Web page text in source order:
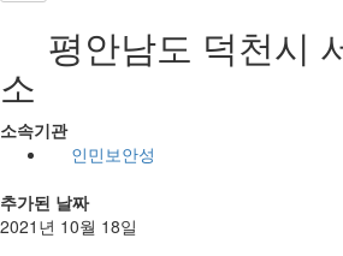
평안남도 덕천시
소
소속기관
인민보안성
추가된 날짜
2021년 10월 18일